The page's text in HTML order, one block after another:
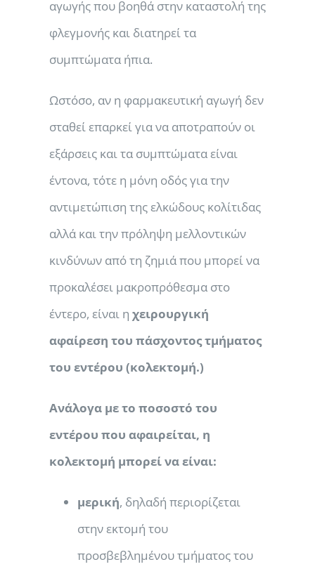
αγωγής που βοηθά στην καταστολή της
φλεγμονής και διατηρεί τα
συμπτώματα ήπια.
Ωστόσο, αν η φαρμακευτική αγωγή δεν
σταθεί επαρκεί για να αποτραπούν οι
εξάρσεις και τα συμπτώματα είναι
έντονα, τότε η μόνη οδός για την
αντιμετώπιση της ελκώδους κολίτιδας
αλλά και την πρόληψη μελλοντικών
κινδύνων από τη ζημιά που μπορεί να
προκαλέσει μακροπρόθεσμα στο
έντερο, είναι η χειρουργική
αφαίρεση του πάσχοντος τμήματος
του εντέρου (κολεκτομή.)
Ανάλογα με το ποσοστό του
εντέρου που αφαιρείται, η
κολεκτομή μπορεί να είναι:
μερική, δηλαδή περιορίζεται
στην εκτομή του
προσβεβλημένου τμήματος του